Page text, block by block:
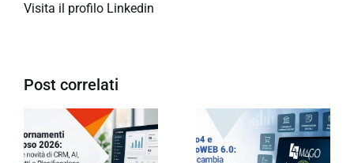
Visita il profilo Linkedin
Post correlati